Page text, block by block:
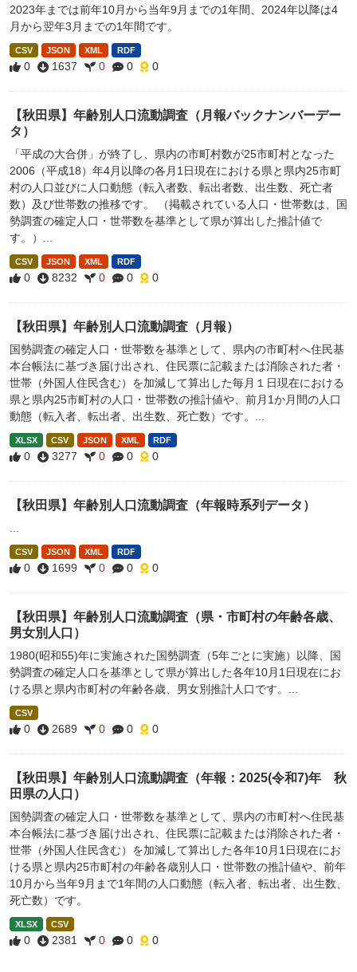
2023年までは前年10月から当年9月までの1年間、2024年以降は4
月から翌年3月までの1年間です。
CSV JSON XML RDF
0 1637 0 0 0
【秋田県】年齢別人口流動調査（月報バックナンバーデー
タ）
「平成の大合併」が終了し、県内の市町村数が25市町村となった
2006（平成18）年4月以降の各月1日現在における県と県内25市町
村の人口並びに人口動態（転入者数、転出者数、出生数、死亡者
数）及び世帯数の推移です。 （掲載されている人口・世帯数は、国
勢調査の確定人口・世帯数を基準として県が算出した推計値で
す。）...
CSV JSON XML RDF
0 8232 0 0 0
【秋田県】年齢別人口流動調査（月報）
国勢調査の確定人口・世帯数を基準として、県内の市町村へ住民基
本台帳法に基づき届け出され、住民票に記載または消除された者・
世帯（外国人住民含む）を加減して算出した毎月１日現在における
県と県内25市町村の人口・世帯数の推計値や、前月1か月間の人口
動態（転入者、転出者、出生数、死亡数）です。...
XLSX CSV JSON XML RDF
0 3277 0 0 0
【秋田県】年齢別人口流動調査（年報時系列データ）
CSV JSON XML RDF
0 1699 0 0 0
【秋田県】年齢別人口流動調査（県・市町村の年齢各歳、
男女別人口）
1980(昭和55)年に実施された国勢調査（5年ごとに実施）以降、国
勢調査の確定人口を基準として県が算出した各年10月1日現在にお
ける県と県内市町村の年齢各歳、男女別推計人口です。...
CSV
0 2689 0 0 0
【秋田県】年齢別人口流動調査（年報：2025(令和7)年 秋
田県の人口）
国勢調査の確定人口・世帯数を基準として、県内の市町村へ住民基
本台帳法に基づき届け出され、住民票に記載または消除された者・
世帯（外国人住民含む）を加減して算出した各年10月1日現在にお
ける県と県内25市町村の年齢各歳別人口・世帯数の推計値や、前年
10月から当年9月まで1年間の人口動態（転入者、転出者、出生数、
死亡数）です。
XLSX CSV
0 2381 0 0 0